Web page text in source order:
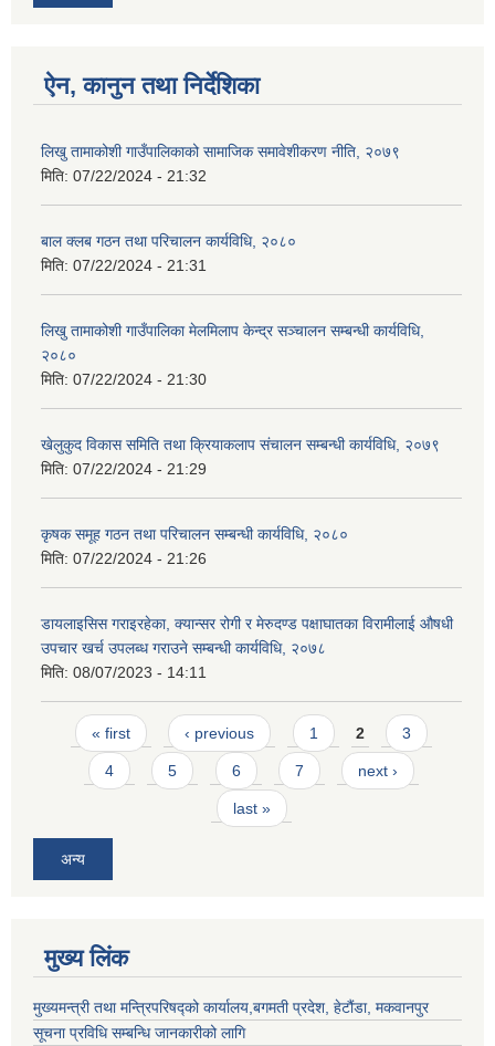
ऐन, कानुन तथा निर्देशिका
लिखु तामाकोशी गाउँपालिकाको सामाजिक समावेशीकरण नीति, २०७९
मिति: 07/22/2024 - 21:32
बाल क्लब गठन तथा परिचालन कार्यविधि, २०८०
मिति: 07/22/2024 - 21:31
लिखु तामाकोशी गाउँपालिका मेलमिलाप केन्द्र सञ्चालन सम्बन्धी कार्यविधि,
२०८०
मिति: 07/22/2024 - 21:30
खेलुकुद विकास समिति तथा क्रियाकलाप संचालन सम्बन्धी कार्यविधि, २०७९
मिति: 07/22/2024 - 21:29
कृषक समूह गठन तथा परिचालन सम्बन्धी कार्यविधि, २०८०
मिति: 07/22/2024 - 21:26
डायलाइसिस गराइरहेका, क्यान्सर रोगी र मेरुदण्ड पक्षाघातका विरामीलाई औषधी
उपचार खर्च उपलब्ध गराउने सम्बन्धी कार्यविधि, २०७८
मिति: 08/07/2023 - 14:11
Pages
« first ‹ previous 1 2 3
4 5 6 7 next ›
last »
अन्य
मुख्य लिंक
मुख्यमन्त्री तथा मन्त्रिपरिषद्को कार्यालय,बगमती प्रदेश, हेटौंडा, मकवानपुर
सूचना प्रविधि सम्बन्धि जानकारीको लागि